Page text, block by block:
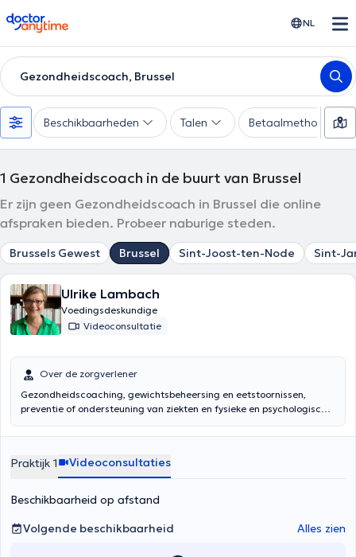
doctoranytime NL
Gezondheidscoach, Brussel
Beschikbaarheden Talen Betaalmethode
1 Gezondheidscoach in de buurt van Brussel
Er zijn geen Gezondheidscoach in Brussel die online
afspraken bieden. Probeer naburige steden.
Brussels Gewest Brussel Sint-Joost-ten-Node Sint-
Ulrike Lambach
Voedingsdeskundige
Videoconsultatie
Over de zorgverlener
Gezondheidscoaching, gewichtsbeheersing en eetstoornissen,
preventie of ondersteuning van ziekten en fysieke en psychologische
het opnieuw in evenwicht brengen van de voeding. Maak een
Praktijk 1 Videoconsultaties
Beschikbaarheid op afstand
Volgende beschikbaarheid
Alles zien